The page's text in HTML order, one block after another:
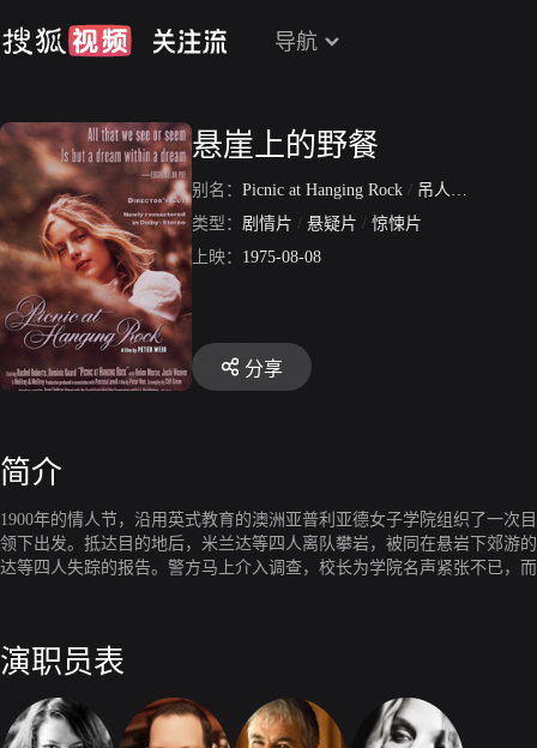
导航
悬崖上的野餐
别名： Picnic at Hanging Rock / 吊人岩的野餐
类型： 剧情片 / 悬疑片 / 惊悚片
上映： 1975-08-08
分享
简介
1900年的情人节，沿用英式教育的澳洲亚普利亚德女子学院组织了一
领下出发。抵达目的地后，米兰达等四人离队攀岩，被同在悬岩下郊
达等四人失踪的报告。警方马上介入调查，校长为学院名声紧张不已，
演职员表